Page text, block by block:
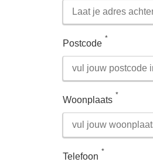
Postcode *
Woonplaats *
Telefoon *